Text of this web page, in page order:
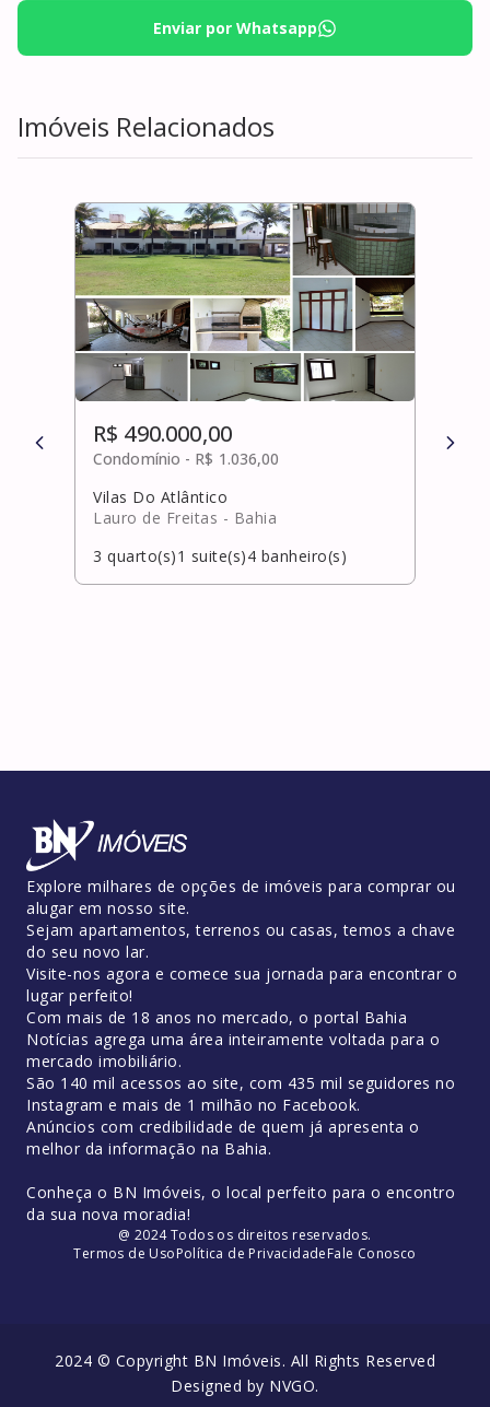
Enviar por Whatsapp
Imóveis Relacionados
R$ 490.000,00
Condomínio - R$ 1.036,00
Vilas Do Atlântico
Lauro de Freitas - Bahia
3 quarto(s)1 suite(s)4 banheiro(s)
R$
Explore milhares de opções de imóveis para comprar ou
alugar em nosso site.
Sejam apartamentos, terrenos ou casas, temos a chave
do seu novo lar.
Visite-nos agora e comece sua jornada para encontrar o
lugar perfeito!
Com mais de 18 anos no mercado, o portal Bahia
Notícias agrega uma área inteiramente voltada para o
mercado imobiliário.
São 140 mil acessos ao site, com 435 mil seguidores no
Instagram e mais de 1 milhão no Facebook.
Anúncios com credibilidade de quem já apresenta o
melhor da informação na Bahia.
Conheça o BN Imóveis, o local perfeito para o encontro
da sua nova moradia!
@ 2024 Todos os direitos reservados.
Termos de UsoPolítica de PrivacidadeFale Conosco
2024 © Copyright BN Imóveis. All Rights Reserved
Designed by NVGO.